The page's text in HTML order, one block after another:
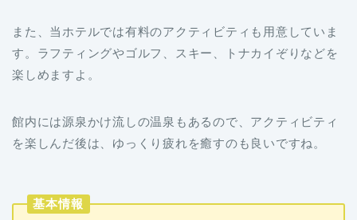
また、当ホテルでは有料のアクティビティも用意していま
す。ラフティングやゴルフ、スキー、トナカイぞりなどを
楽しめますよ。
館内には源泉かけ流しの温泉もあるので、アクティビティ
を楽しんだ後は、ゆっくり疲れを癒すのも良いですね。
基本情報